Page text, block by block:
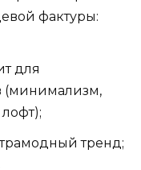
фактуры:
для
(минимализм,
тренд;